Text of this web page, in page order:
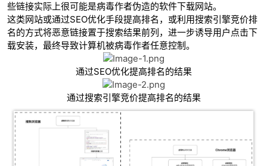
52
些链接实际上很可能是病毒作者伪造的软件下载网站。
这类网站或通过SEO优化手段提高排名，或利用搜索引擎竞价排
名的方式将恶意链接置于搜索结果前列，进一步诱导用户点击下
载安装，最终导致计算机被病毒作者任意控制。
通过SEO优化提高排名的结果
通过搜索引擎竞价提高排名的结果